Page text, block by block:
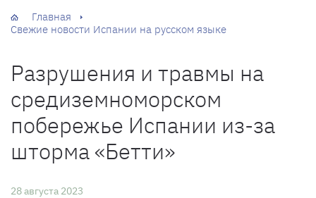
Главная
Свежие новости Испании на русском языке
Разрушения и травмы на
средиземноморском
побережье Испании из-за
шторма «Бетти»
28 августа 2023